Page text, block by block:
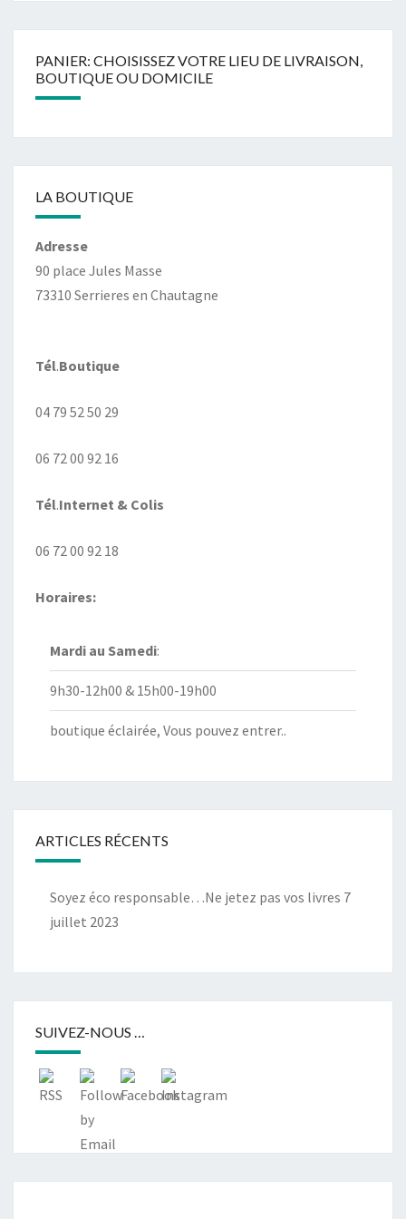
PANIER: CHOISISSEZ VOTRE LIEU DE LIVRAISON,
BOUTIQUE OU DOMICILE
LA BOUTIQUE
Adresse
90 place Jules Masse
73310 Serrieres en Chautagne
Tél.Boutique
04 79 52 50 29
06 72 00 92 16
Tél.Internet & Colis
06 72 00 92 18
Horaires:
Mardi au Samedi:
9h30-12h00 & 15h00-19h00
boutique éclairée, Vous pouvez entrer..
ARTICLES RÉCENTS
Soyez éco responsable…Ne jetez pas vos livres 7
juillet 2023
SUIVEZ-NOUS …